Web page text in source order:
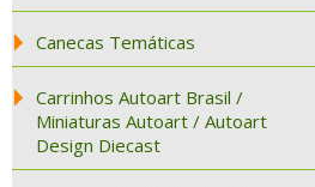
Canecas Temáticas
Carrinhos Autoart Brasil /
Miniaturas Autoart / Autoart
Design Diecast